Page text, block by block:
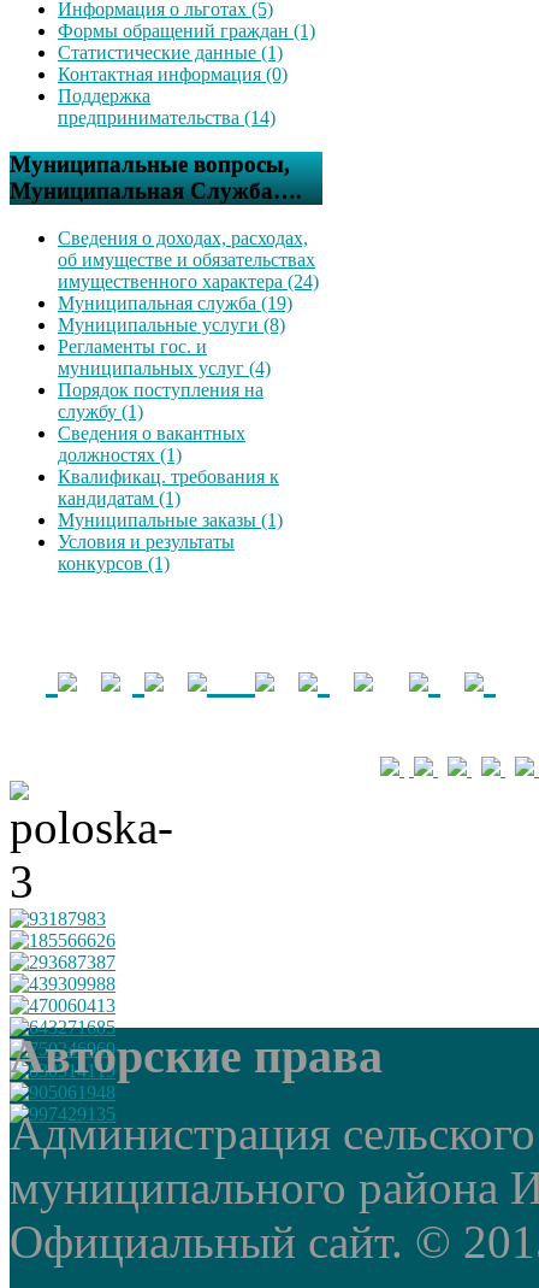
Информация о льготах (5)
Формы обращений граждан (1)
Статистические данные (1)
Контактная информация (0)
Поддержка
предпринимательства (14)
Муниципальные вопросы,
Муниципальная Служба….
Сведения о доходах, расходах,
об имуществе и обязательствах
имущественного характера (24)
Муниципальная служба (19)
Муниципальные услуги (8)
Регламенты гос. и
муниципальных услуг (4)
Порядок поступления на
службу (1)
Сведения о вакантных
должностях (1)
Квалификац. требования к
кандидатам (1)
Муниципальные заказы (1)
Условия и результаты
конкурсов (1)
Авторские права
Администрация
муниципального района
Официальный сайт. ©